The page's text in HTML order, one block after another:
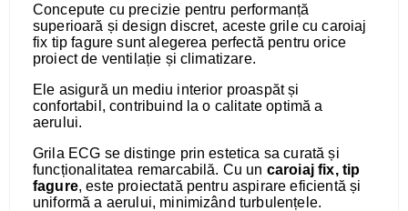
Concepute cu precizie pentru performanță
superioară și design discret, aceste grile cu caroiaj
fix tip fagure sunt alegerea perfectă pentru orice
proiect de ventilație și climatizare.
Ele asigură un mediu interior proaspăt și
confortabil, contribuind la o calitate optimă a
aerului.
Grila ECG se distinge prin estetica sa curată și
funcționalitatea remarcabilă. Cu un caroiaj fix, tip
fagure, este proiectată pentru aspirare eficientă și
uniformă a aerului, minimizând turbulențele.